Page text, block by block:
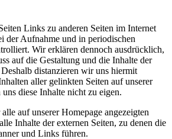
Links zu anderen Seiten im Internet
der Aufnahme und in periodischen
Wir erklären dennoch ausdrücklich,
auf die Gestaltung und die Inhalte der
distanzieren wir uns hiermit
aller gelinkten Seiten auf unserer
diese Inhalte nicht zu eigen.
auf unserer Homepage angezeigten
Inhalte der externen Seiten, zu denen die
und Links führen.